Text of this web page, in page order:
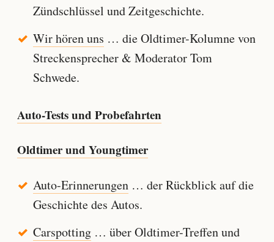
Zündschlüssel und Zeitgeschichte.
Wir hören uns … die Oldtimer-Kolumne von
Streckensprecher & Moderator Tom
Schwede.
Auto-Tests und Probefahrten
Oldtimer und Youngtimer
Auto-Erinnerungen… der Rückblick auf die
Geschichte des Autos.
Carspotting… über Oldtimer-Treffen und